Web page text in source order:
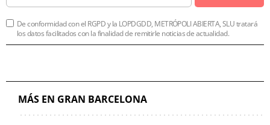
De conformidad con el RGPD y la LOPDGDD, METRÓPOLI ABIERTA, SLU tratará
los datos facilitados con la finalidad de remitirle noticias de actualidad.
MÁS EN GRAN BARCELONA